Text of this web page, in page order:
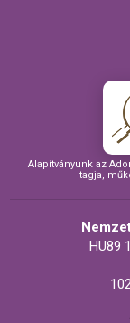
Alapítványunk az
tagja,
HU89